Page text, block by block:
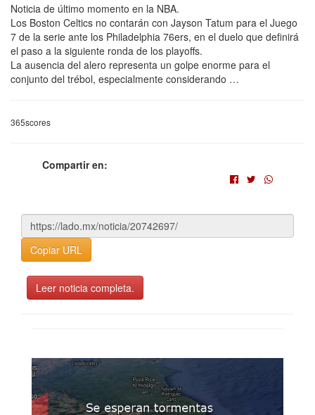
Noticia de último momento en la NBA.
Los Boston Celtics no contarán con Jayson Tatum para el Juego
7 de la serie ante los Philadelphia 76ers, en el duelo que definirá
el paso a la siguiente ronda de los playoffs.
La ausencia del alero representa un golpe enorme para el
conjunto del trébol, especialmente considerando …
365scores
Compartir en:
Copiar URL
Leer noticia completa.